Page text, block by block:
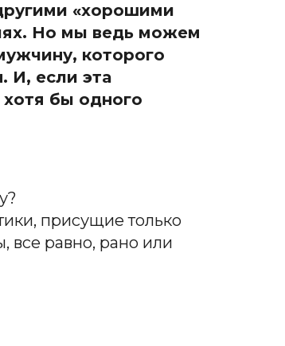
«хорошими
Но мы ведь можем
которого
И, если эта
бы одного
присущие только
все равно, рано или